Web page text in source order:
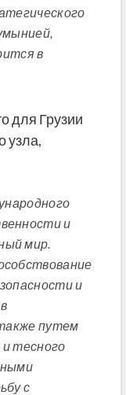
в
для Грузии
узла,
и
мир.
и
путем
тесного
с